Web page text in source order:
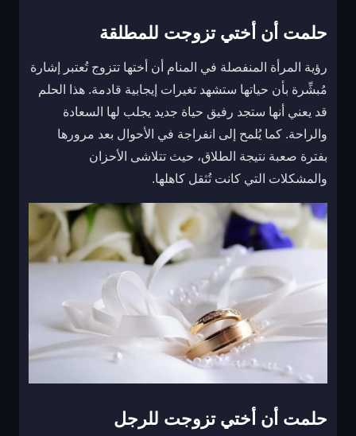
حلمت أن أختي تزوجت للمطلقة
رؤية المرأة المنفصلة في المنام أن أختها تتزوج تُعتبر إشارة
مُبشِّرة بأن حياتها ستشهد تغيرات إيجابية قادمة. هذا الحلم
قد يعني أنها ستجد رفيق حياة جديد يجلب لها السعادة
والراحة. كما يُلمح إلى انفراجة في الأحوال بعد مرورها
بفترة صعبة نتيجة الطلاق، حيث تتلاشى الأحزان
والمشكلات التي كانت تُثقل كاهلها.
حلمت أن أختي تزوجت للرجل